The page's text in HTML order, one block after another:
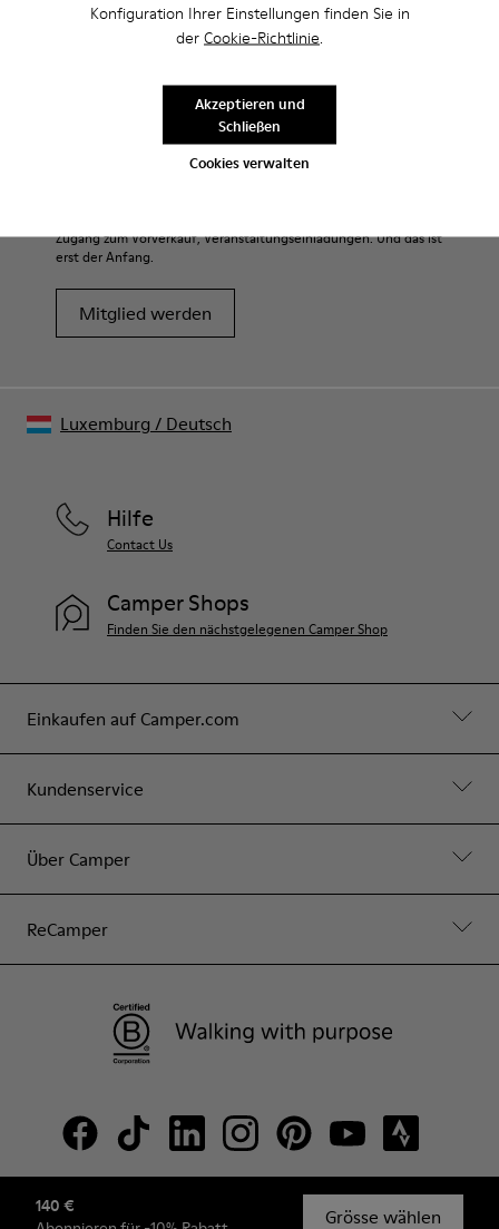
Konfiguration Ihrer Einstellungen finden Sie in
der Cookie-Richtlinie.
Cookies verwalten
Akzeptieren und
Schließen
140 €
Grösse wählen
Elastikeinsätze.
Dicke Zwischensohle: Leicht
Futter: 45% Schweinsleder - 41% EVA - 14% Textil
hochwertigen Materialien hergestellt. Mit den richtigen
Schuhpflegeprodukten halten sie länger.
Ausführliche Pflegehinweise finden Sie in unserer
Sale: Jetzt zusätzlich 10% Nachlass
Zugang zum Vorverkauf, Veranstaltungseinladungen. Und das ist
erst der Anfang.
Mitglied werden
Einkaufen auf Camper.com
Kundenservice
Über Camper
ReCamper
Hilfe
Contact Us
Camper Shops
Finden Sie den nächstgelegenen Camper Shop
© Camper, 2026
Luxemburg / Deutsch